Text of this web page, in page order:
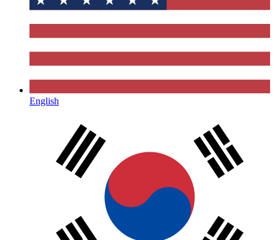
English